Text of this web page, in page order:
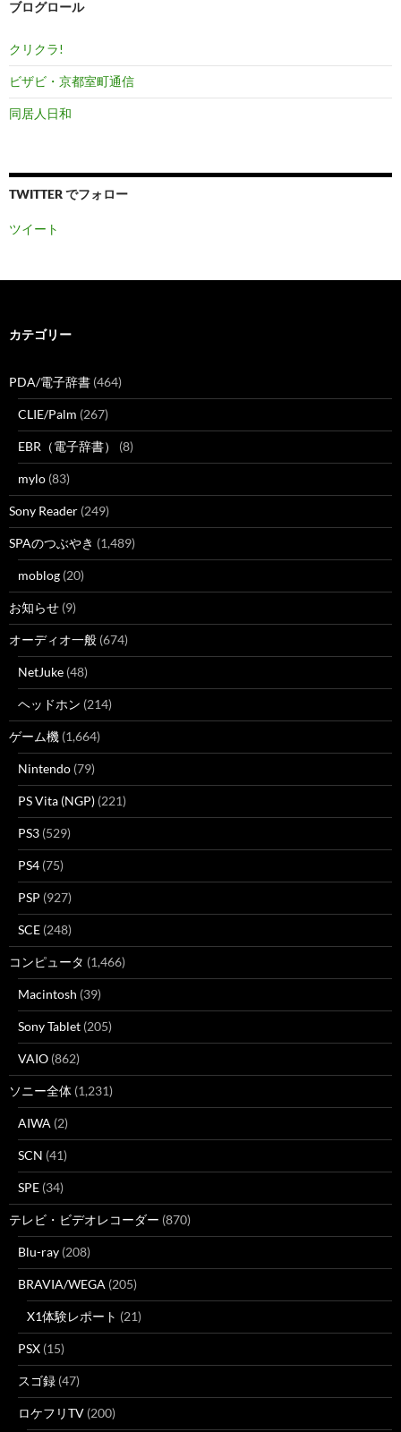
ブログロール
クリクラ!
ビザビ・京都室町通信
同居人日和
TWITTER でフォロー
ツイート
カテゴリー
PDA/電子辞書 (464)
CLIE/Palm (267)
EBR（電子辞書） (8)
mylo (83)
Sony Reader (249)
SPAのつぶやき (1,489)
moblog (20)
お知らせ (9)
オーディオ一般 (674)
NetJuke (48)
ヘッドホン (214)
ゲーム機 (1,664)
Nintendo (79)
PS Vita (NGP) (221)
PS3 (529)
PS4 (75)
PSP (927)
SCE (248)
コンピュータ (1,466)
Macintosh (39)
Sony Tablet (205)
VAIO (862)
ソニー全体 (1,231)
AIWA (2)
SCN (41)
SPE (34)
テレビ・ビデオレコーダー (870)
Blu-ray (208)
BRAVIA/WEGA (205)
X1体験レポート (21)
PSX (15)
スゴ録 (47)
ロケフリTV (200)